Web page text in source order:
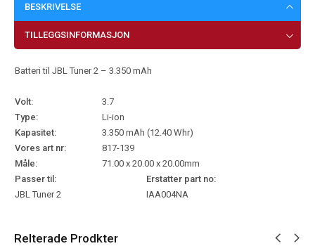
BESKRIVELSE
TILLEGGSINFORMASJON
Batteri til JBL Tuner 2 – 3.350 mAh
Volt:
3.7
Type:
Li-ion
Kapasitet:
3.350 mAh (12.40 Whr)
Vores art nr:
817-139
Måle:
71.00 x 20.00 x 20.00mm
Passer til:
Erstatter part no:
JBL Tuner 2
IAA004NA
Relterade Prodkter